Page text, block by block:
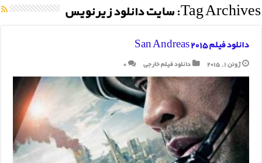
Tag Archives: سايت دانلود زيرنويس
دانلود فیلم San Andreas 2015
ژوئن 1, 2015 دانلود فیلم خارجی 0